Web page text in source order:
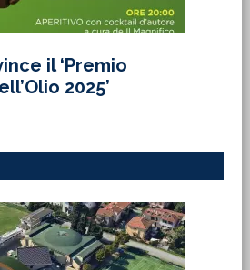
il ‘Premio
2025’